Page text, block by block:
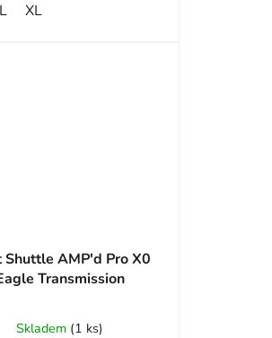
L XL
Shuttle AMP'd Pro X0
Transmission
Skladem (1 ks)